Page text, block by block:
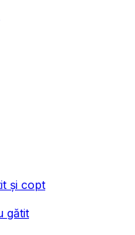
și copt
gătit